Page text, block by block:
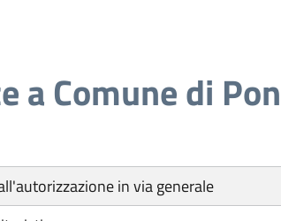
a Comune di
in via generale